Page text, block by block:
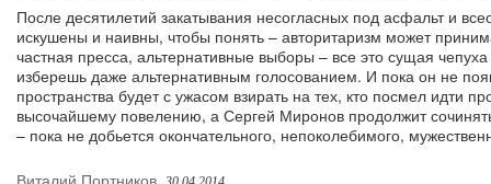
После десятилетий закатывания несогласных под асфальт и
искушены и наивны, чтобы понять – авторитаризм может
частная пресса, альтернативные выборы – все это сущая
изберешь даже альтернативным голосованием. И пока он не
пространства будет с ужасом взирать на тех, кто посмел идти
высочайшему повелению, а Сергей Миронов продолжит
– пока не добьется окончательного, непоколебимого,